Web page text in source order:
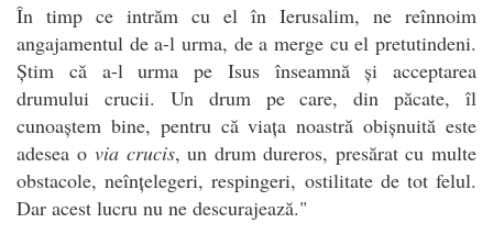
În timp ce intrăm cu el în Ierusalim, ne reînnoim
angajamentul de a-l urma, de a merge cu el pretutindeni.
Știm că a-l urma pe Isus înseamnă și acceptarea
drumului crucii. Un drum pe care, din păcate, îl
cunoaștem bine, pentru că viața noastră obișnuită este
adesea ovia crucis, un drum dureros, presărat cu multe
obstacole, neînțelegeri, respingeri, ostilitate de tot felul.
Dar acest lucru nu ne descurajează."